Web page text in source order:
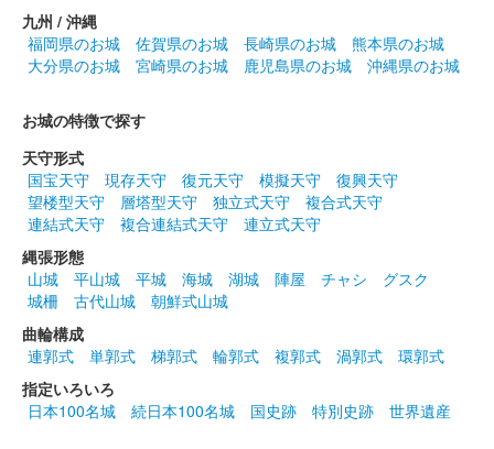
九州 / 沖縄
福岡県のお城
佐賀県のお城 長崎県のお城
熊本県のお城
大分県のお城
宮崎県のお城 鹿児島県のお城 沖縄県のお城
お城の特徴で探す
天守形式
国宝天守
現存天守 復元天守 模擬天守
復興天守
望楼型天守
層塔型天守 独立式天守
複合式天守
連結式天守
複合連結式天守
連立式天守
縄張形態
山城
平山城 平城 海城 湖城 陣屋 チャシ
グスク
城柵
古代山城
朝鮮式山城
曲輪構成
連郭式
単郭式 梯郭式 輪郭式 複郭式 渦郭式
環郭式
指定いろいろ
日本100名城
続日本100名城 国史跡 特別史跡 世界遺産